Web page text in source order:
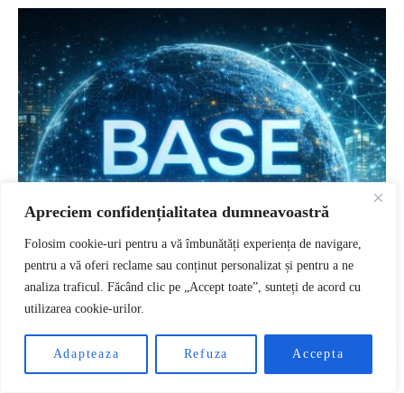
Apreciem confidențialitatea dumneavoastră
Folosim cookie-uri pentru a vă îmbunătăți experiența de navigare,
pentru a vă oferi reclame sau conținut personalizat și pentru a ne
analiza traficul. Făcând clic pe „Accept toate”, sunteți de acord cu
utilizarea cookie-urilor.
Adapteaza Refuza Accepta
RO